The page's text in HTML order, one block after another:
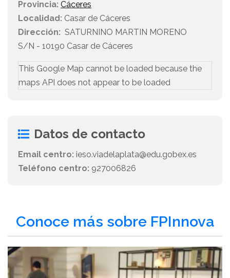
Provincia: Cáceres
Localidad: Casar de Cáceres
Dirección: SATURNINO MARTIN MORENO
S/N - 10190 Casar de Cáceres
This Google Map cannot be loaded because the
maps API does not appear to be loaded
Datos de contacto
Email centro: ieso.viadelaplata@edu.gobex.es
Teléfono centro: 927006826
Conoce más sobre FPInnova